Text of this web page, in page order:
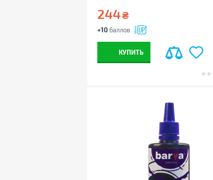
244₴
+10 баллов
КУПИТЬ